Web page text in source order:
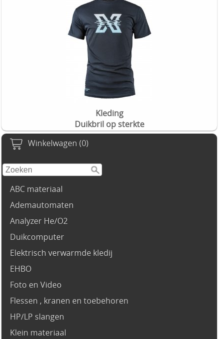
Winkelwagen (0)
ABC materiaal
Ademautomaten
Analyzer He/O2
Duikcomputer
Elektrisch verwarmde kledij
EHBO
Foto en Video
Flessen , kranen en toebehoren
HP/LP slangen
Klein materiaal
Kleding
Duikbril op sterkte